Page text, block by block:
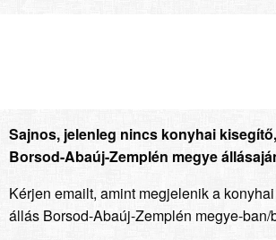
Sajnos, jelenleg nincs konyhai
Borsod-Abaúj-Zemplén megye
Kérjen emailt, amint megjelenik a
állás Borsod-Abaúj-Zemplén megye-ban/